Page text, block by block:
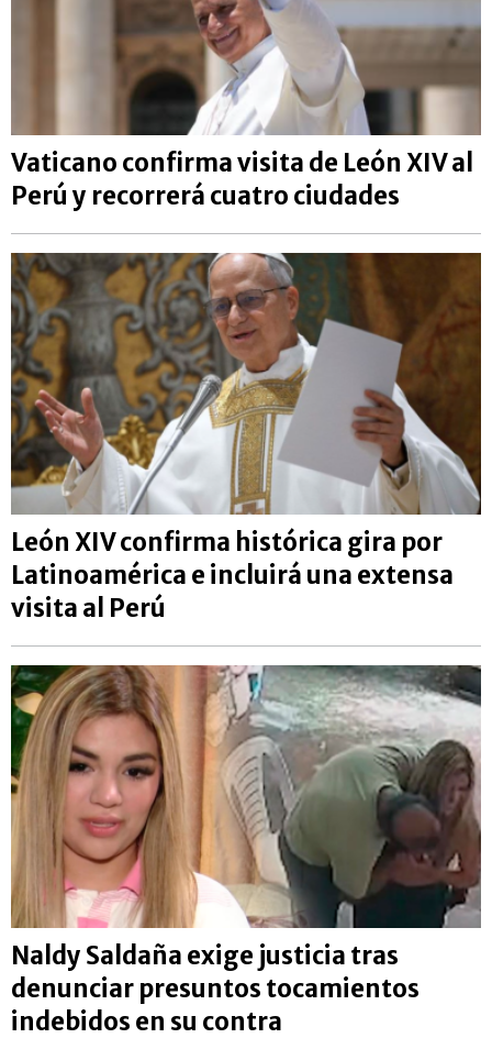
Vaticano confirma visita de León XIV al
Perú y recorrerá cuatro ciudades
León XIV confirma histórica gira por
Latinoamérica e incluirá una extensa
visita al Perú
Naldy Saldaña exige justicia tras
denunciar presuntos tocamientos
indebidos en su contra